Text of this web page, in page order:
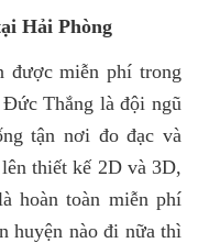
Hải Phòng
được miễn phí trong
Thắng là đội ngũ
tận nơi đo đạc và
thiết kế 2D và 3D,
hoàn toàn miễn phí
huyện nào đi nữa thì